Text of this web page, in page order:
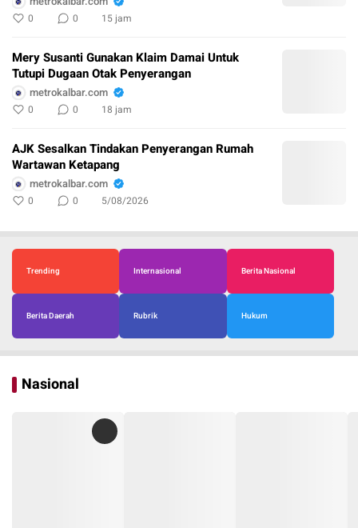
0 0 15 jam
Mery Susanti Gunakan Klaim Damai Untuk
Tutupi Dugaan Otak Penyerangan
metrokalbar.com
0 0 18 jam
AJK Sesalkan Tindakan Penyerangan Rumah
Wartawan Ketapang
metrokalbar.com
0 0 5/08/2026
Trending Internasional Berita Nasional
Berita Daerah Rubrik Hukum
Nasional